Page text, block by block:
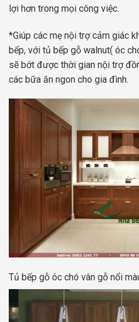
lợi hơn trong mọi công việc.
*Giúp các mẹ nội trợ cảm giác
bếp, với tủ bếp gỗ walnut( óc
sẽ bớt được thời gian nội trợ
các bữa ăn ngon cho gia đình.
Tủ bếp gỗ óc chó vân gỗ nổi